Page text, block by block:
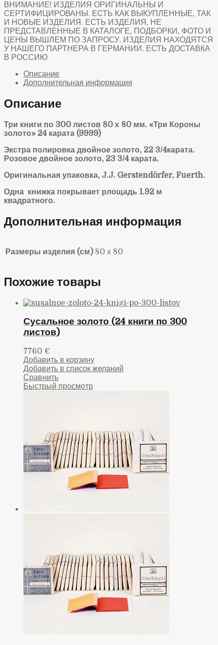
ВНИМАНИЕ! ИЗДЕЛИЯ ОРИГИНАЛЬНЫ И
СЕРТИФИЦИРОВАНЫ. ЕСТЬ КАК ВЫКУПЛЕННЫЕ, ТАК
И НОВЫЕ ИЗДЕЛИЯ. ЕСТЬ ИЗДЕЛИЯ, НЕ
ПРЕДСТАВЛЕННЫЕ В КАТАЛОГЕ, ПОДБОРКИ, ФОТО И
ЦЕНЫ ВЫШЛЕМ ПО ЗАПРОСУ. ИЗДЕЛИЯ НАХОДЯТСЯ
У НАШЕГО ПАРТНЕРА В ГЕРМАНИИ. ЕСТЬ ДОСТАВКА
В РОССИЮ
Описание
Дополнительная информация
Описание
Три книги по 300 листов 80 х 80 мм. «Три Короны
золото» 24 карата (9999)
Экстра полировка двойное золото, 22 3/4карата.
Розовое двойное золото, 23 3/4 карата.
Оригинальная упаковка, J.J. Gerstendörfer, Fuerth.
Одна книжка покрывает рлощадь 1.92 м
квадратного.
Дополнительная информация
Размеры изделия (см) 80 х 80
Похожие товары
Сусальное золото (24 книги по 300
листов)
7760 €
Добавить в корзину
Добавить в список желаний
Сравнить
Быстрый просмотр